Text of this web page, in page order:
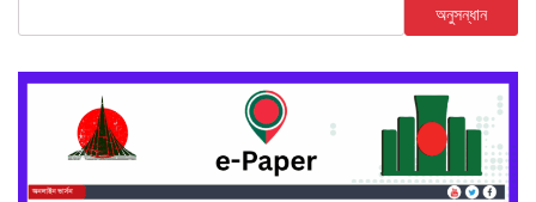
অনুসন্ধান